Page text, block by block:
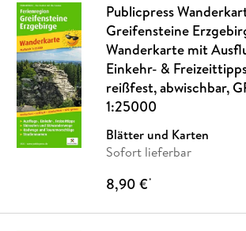
Publicpress
Greifensteine
Wanderkarte mit
Einkehr- &
reißfest, abwischbar,
1:25000
Blätter und Karten
Sofort lieferbar
8,90 €*